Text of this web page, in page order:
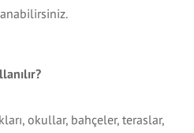
okullar, bahçeler, teraslar,